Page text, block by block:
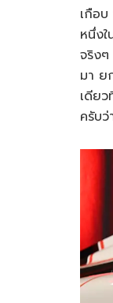
เกือ
หนึ่ง
จริง
มา ย
เดีย
ครับ